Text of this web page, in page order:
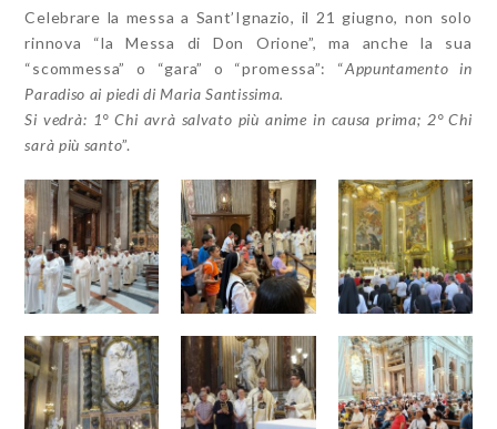
Celebrare la messa a Sant’Ignazio, il 21 giugno, non solo
rinnova “la Messa di Don Orione”, ma anche la sua
“scommessa” o “gara” o “promessa”: “Appuntamento in
Paradiso ai piedi di Maria Santissima.
Si vedrà: 1° Chi avrà salvato più anime in causa prima; 2° Chi
sarà più santo”.